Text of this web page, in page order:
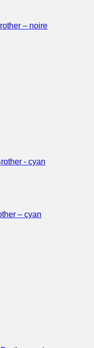
– noire
– cyan